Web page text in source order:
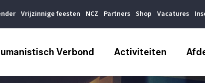
Vrijzinnige feesten NCZ Partners Shop Vacatures
Verbond Activiteiten